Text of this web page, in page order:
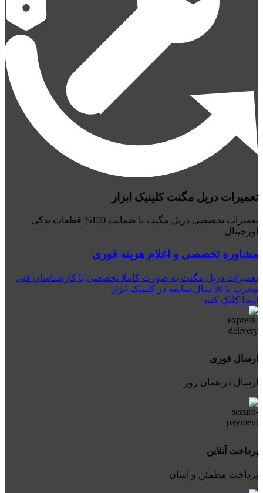
تعمیرات دریل مگنت کلینیک ابزار
تعمیرات تخصصی دریل مگنت با ضمانت 100% قطعات یدکی
اورجینال
مشاوره تخصصی و اعلام هزینه فوری
تعمیرات دریل مگنت به صورت کاملا تخصصی با کارشناسان فنی
مجرب با 30 سال سابقه در کلینیک ابزار
اینجا کلیک کنید
ارسال فوری
ارسال در همان روز
پرداخت آنلاین
پرداخت مطمئن و آسان